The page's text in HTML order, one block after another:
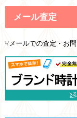
メール査定
☟メールでの査定・お